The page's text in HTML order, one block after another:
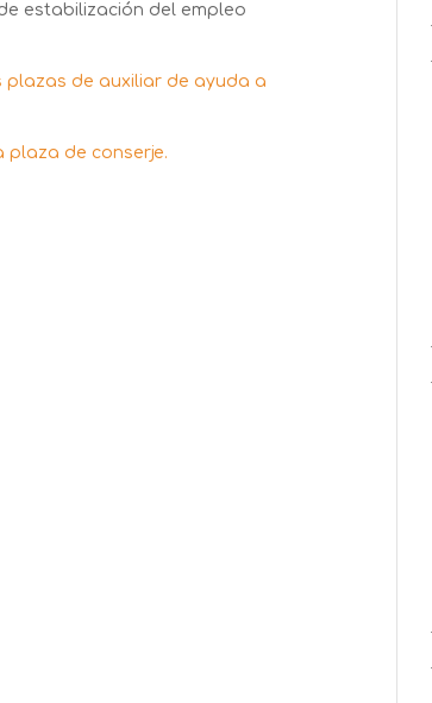
estabilización del empleo
plazas de auxiliar de ayuda a
plaza de conserje.